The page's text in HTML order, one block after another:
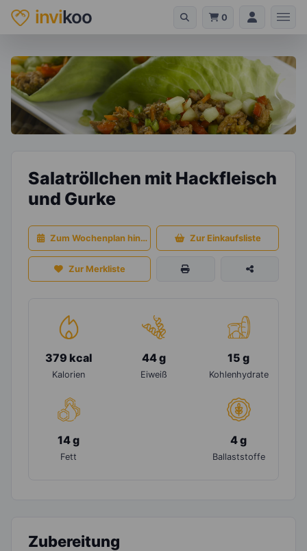
invikoo 0
Salatröllchen mit Hackfleisch
und Gurke
Zum Wochenplan hinzufügen Zur Einkaufsliste
Zur Merkliste
379 kcal
Kalorien
44 g
Eiweiß
15 g
Kohlenhydrate
14 g
Fett
4 g
Ballaststoffe
Zubereitung